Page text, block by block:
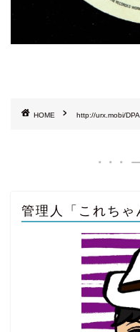
HOME http://urx.mobi/
管理人「これち